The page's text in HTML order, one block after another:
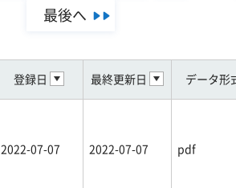
最後へ
登録日 最終更新日 データ形
2022-07-07 2022-07-07 pdf